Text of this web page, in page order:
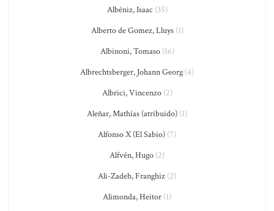
Albéniz, Isaac (35)
Alberto de Gomez, Lluys(1)
Albinoni, Tomaso(16)
Albrechtsberger, Johann Georg (4)
Albrici, Vincenzo(2)
Aleñar, Mathías (atribuido) (1)
Alfonso X (El Sabio) (7)
Alfvén, Hugo (2)
Ali-Zadeh, Franghiz (2)
Alimonda, Heitor (1)